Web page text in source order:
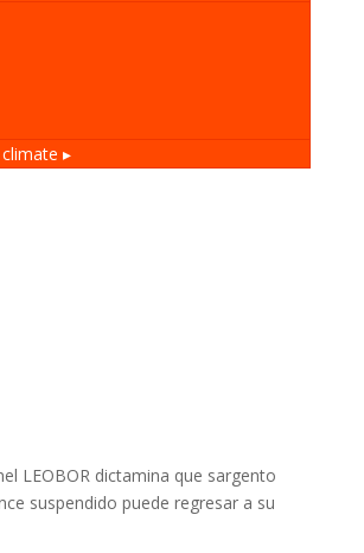
climate ▸
LEOBOR dictamina que sargento
suspendido puede regresar a su